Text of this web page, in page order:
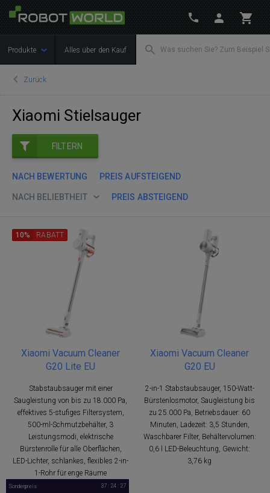
Produkte Alles über den Kauf
Zurück
Xiaomi Stielsauger
FILTERN
NACH BEWERTUNG PREIS AUFSTEIGEND
NACH BELIEBTHEIT PREIS ABSTEIGEND
Xiaomi Vacuum Cleaner
G20 Lite EU
Stabstaubsauger mit einer
Saugleistung von bis zu 18.000 Pa,
effektives 5-stufiges Filtersystem,
500-ml-Schmutzbehälter, 3
Leistungsmodi, elektrische
Bürstenrolle für alle Oberflächen,
LED-Lichter, schlankes, flexibles 2-in-
1-Rohr für enge Räume
10% RABATT
Sonderpreis 37 : 24 : 27
Xiaomi Vacuum Cleaner
G20 EU
2-in-1 Stabstaubsauger, 150-Watt-
Bürstenlosmotor, Saugleistung bis
zu 25.000 Pa, Betriebsdauer: 60
Minuten, Ladezeit: 3,5 Stunden,
Waschbarer Filter, Behältervolumen:
0,6 l LED-Beleuchtung, Gewicht:
3,76 kg